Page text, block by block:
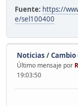
Fuente: https://
e/sel100400
Noticias /
Último mensaje por
19:03:50